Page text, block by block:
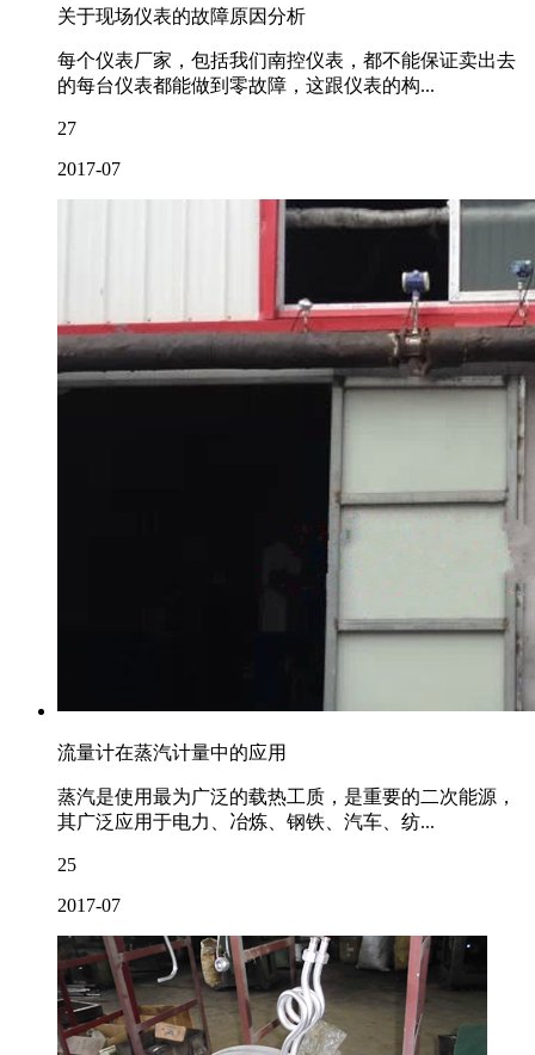
关于现场仪表的故障原因分析
每个仪表厂家，包括我们南控仪表，都不能保证卖出去
的每台仪表都能做到零故障，这跟仪表的构...
27
2017-07
流量计在蒸汽计量中的应用
蒸汽是使用最为广泛的载热工质，是重要的二次能源，
其广泛应用于电力、冶炼、钢铁、汽车、纺...
25
2017-07